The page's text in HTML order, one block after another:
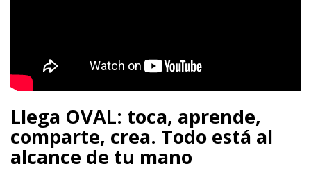
Llega OVAL: toca, aprende,
comparte, crea. Todo está al
alcance de tu mano